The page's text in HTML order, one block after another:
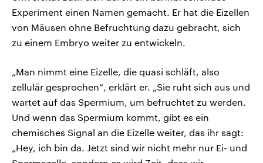
Experiment einen Namen gemacht. Er hat die Eizellen
von Mäusen ohne Befruchtung dazu gebracht, sich
zu einem Embryo weiter zu entwickeln.
„Man nimmt eine Eizelle, die quasi schläft, also
zellulär gesprochen“, erklärt er. „Sie ruht sich aus und
wartet auf das Spermium, um befruchtet zu werden.
Und wenn das Spermium kommt, gibt es ein
chemisches Signal an die Eizelle weiter, das ihr sagt:
„Hey, ich bin da. Jetzt sind wir nicht mehr nur Ei- und